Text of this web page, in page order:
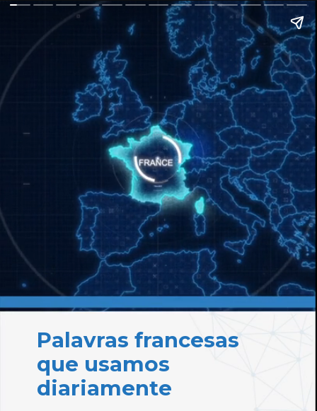
Palavras francesas
que usamos
diariamente